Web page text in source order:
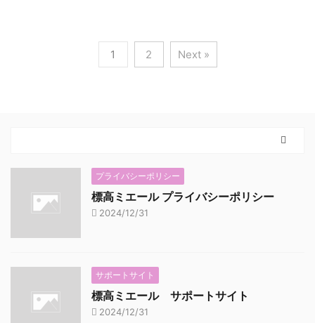
1 2 Next »
プライバシーポリシー
標高ミエール プライバシーポリシー
2024/12/31
サポートサイト
標高ミエール サポートサイト
2024/12/31